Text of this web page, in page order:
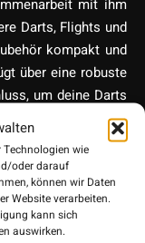
Technologien wie
oder darauf
können wir Daten
Website verarbeiten.
kann sich
auswirken.
mit ihm
Darts, Flights und
kompakt und
über eine robuste
um deine Darts
des Etuis ist
des bekannten